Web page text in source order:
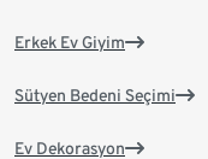
Erkek Ev Giyim
Sütyen Bedeni Seçimi
Ev Dekorasyon